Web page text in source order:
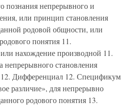
познания непрерывного и
или принцип становления
родовой общности, или
понятия 11.
нахождение производной 11.
становления
12. Дифференциал 12. Спецификум
различие», для непрерывно
родового понятия 13.